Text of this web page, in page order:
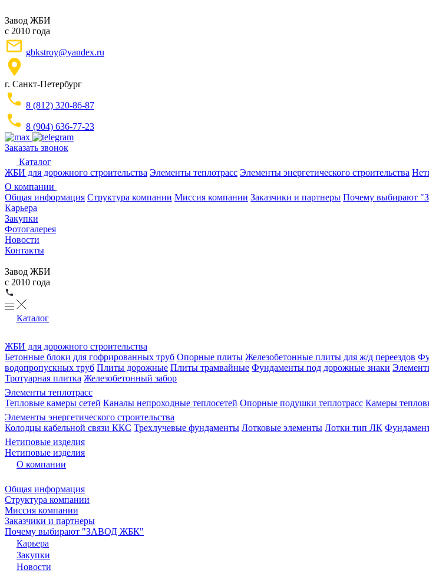
Завод ЖБИ
с 2010 года
gbkstroy@yandex.ru
г. Санкт-Петербург
8 (812) 320-86-87
8 (904) 636-77-23
Заказать звонок
Каталог
ЖБИ для дорожного строительства Элементы теплотрасс Элементы энергетического строительства
О компании
Общая информация Структура компании Миссия компании Заказчики и партнеры Почему выбирают
Карьера
Закупки
Фотогалерея
Новости
Контакты
Завод ЖБИ
с 2010 года
Каталог
ЖБИ для дорожного строительства
Бетонные блоки для гофрированных труб Опорные плиты Железобетонные плиты для ж/д переездов
водопропускных труб Плиты дорожные Плиты трамвайные Фундаменты под дорожные знаки
Тротуарная плитка Железобетонный забор
Элементы теплотрасс
Тепловые камеры сетей Каналы непроходные теплосетей Опорные подушки теплотрасс Камеры
Элементы энергетического строительства
Колодцы кабельной связи ККС Трехлучевые фундаменты Лотковые элементы Лотки тип ЛК
Нетиповые изделия
Нетиповые изделия
О компании
Общая информация
Структура компании
Миссия компании
Заказчики и партнеры
Почему выбирают "ЗАВОД ЖБК"
Карьера
Закупки
Новости